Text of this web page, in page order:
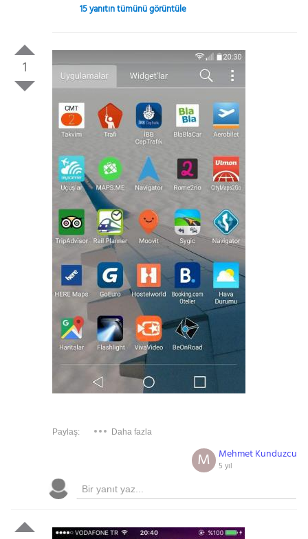
15 yanıtın tümünü görüntüle
1
Paylaş: Daha fazla
Mehmet Kunduzcu
5 yıl
M